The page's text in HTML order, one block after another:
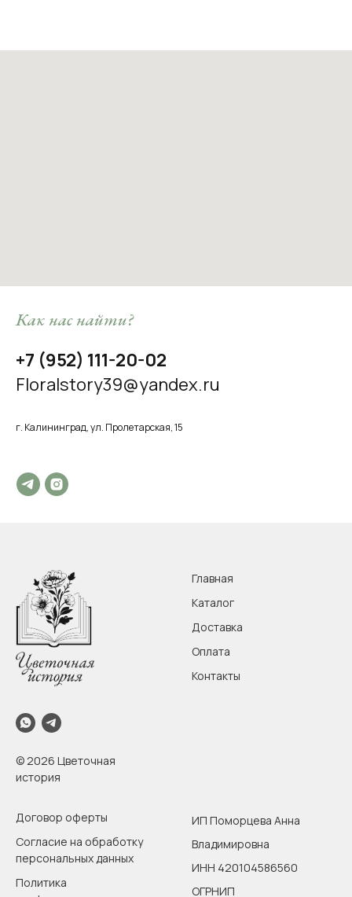
Как нас найти?
+7 (952) 111-20-02
Floralstory39@yandex.ru
г. Калининград, ул. Пролетарская, 15
© 2026 Цветочная
история
Главная
Каталог
Доставка
Оплата
Контакты
Договор оферты
Согласие на обработку
персональных данных
Политика
ИП Поморцева Анна
Владимировна
ИНН 420104586560
ОГРНИП